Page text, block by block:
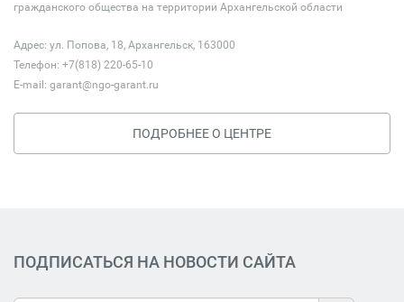
гражданского общества на территории Архангельской области
Адрес: ул. Попова, 18, Архангельск, 163000
Телефон: +7(818) 220-65-10
E-mail: garant@ngo-garant.ru
ПОДРОБНЕЕ О ЦЕНТРЕ
ПОДПИСАТЬСЯ НА НОВОСТИ САЙТА